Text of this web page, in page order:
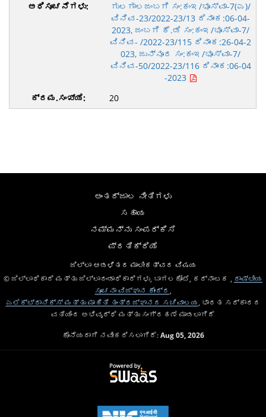
ಗುಲಗಾಲಜಂಬಗಿ ಸಂ:ಕಂಇ/ಭೂಸ್ವಾ-7(ಎ)/
ವಿನಿವ-23/2022-23/13 ದಿನಾಂಕ:06-04-
2023, ಜಂಬಗಿ ಕೆ.ಡಿ ಸಂ:ಕಂಇ/ಭೂಸ್ವಾ-7/
ವಿನಿವ- /2022-23/115 ದಿನಾಂಕ:26-04-2
023, ಜುನ್ನೂರ ಸಂ:ಕಂಇ/ಭೂಸ್ವಾ-7/
ವಿನಿವ-50/2022-23/116 ದಿನಾಂಕ:06-04
-2023
20
ಅಂತರ್ಜಾಲ ನೀತಿಗಳು
ಸಹಾಯ
ನಮ್ಮನ್ನು ಸಂಪರ್ಕಿಸಿ
ಪ್ರತಿಕ್ರಿಯೆ
ಜಿಲ್ಲಾ ಆಡಳಿತದ ಮಾಲೀಕತ್ವದ ವಿಷಯ
© ಜಿಲ್ಲಾಧಿಕಾರಿ ಮತ್ತು ಜಿಲ್ಲಾದಂಡಾಧಿಕಾರಿಗಳು, ಬಾಗಲಕೋಟೆ, ಕರ್ನಾಟಕ ,
ರಾಷ್ಟೀಯ
ಸೂಚನಾ ವಿಜ್ಞಾನ ಕೇಂದ್ರ
ಎಲೆಕ್ಟ್ರಾನಿಕ್ಸ್ ಮತ್ತು ಮಾಹಿತಿ ತಂತ್ರಜ್ಞಾನದ ಸಚಿವಾಲಯ , ಭಾರತ ಸರ್ಕಾರದ
ವತಿಯಿಂದ ಅಭಿವೃದ್ಧಿ ಮತ್ತು ಸಂಗ್ರಹಣೆ ಮಾಡಲಾಗಿದೆ
ಕೊನೆಯದಾಗಿ ನವೀಕರಿಸಲಾಗಿದೆ:Aug 05, 2026